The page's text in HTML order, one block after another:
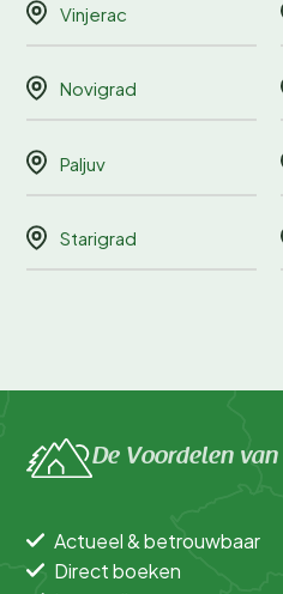
Vinjerac
Novigrad
Paljuv
Starigrad
De Voordelen
Actueel & betrouwbaar
Direct boeken